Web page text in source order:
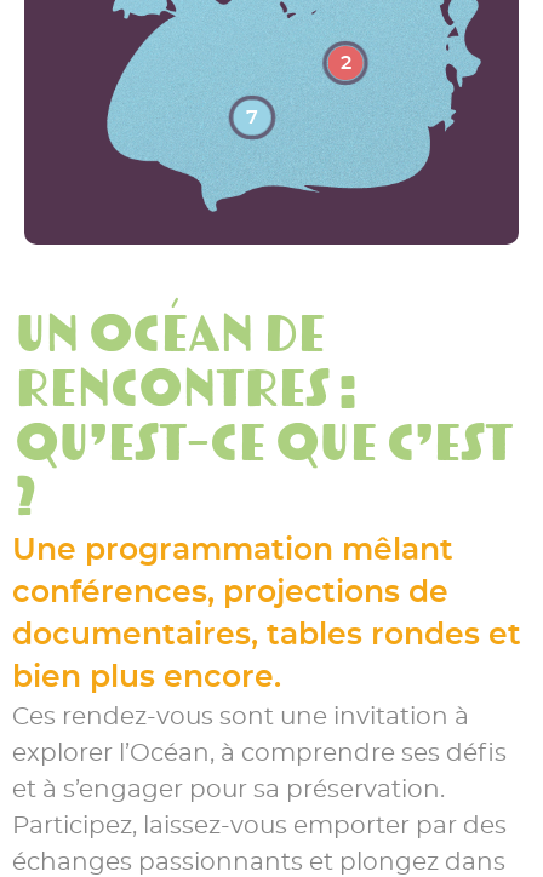
2
7
Un océan de
rencontres :
Qu’est-ce que c’est
?
Une programmation mêlant
conférences, projections de
documentaires, tables rondes et
bien plus encore.
Ces rendez-vous sont une invitation à
explorer l’Océan, à comprendre ses défis
et à s’engager pour sa préservation.
Participez, laissez-vous emporter par des
échanges passionnants et plongez dans